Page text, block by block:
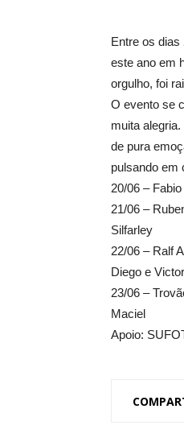
Entre os dias
este ano em
orgulho, foi
O evento se
muita
de pura
pulsando em
20/06 –
21/06 –
Silfarley
22/06 – Ralf
Diego e
23/06 –
Maciel
Apoio: